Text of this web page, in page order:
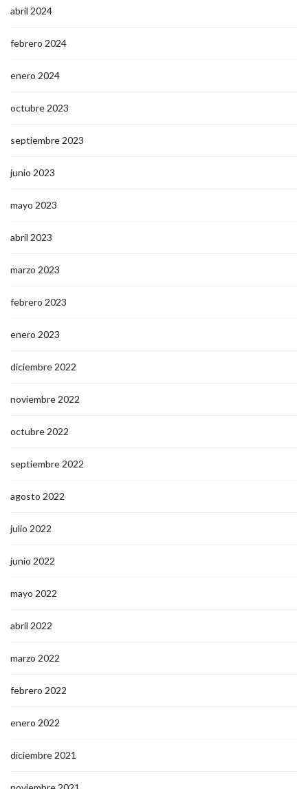
abril 2024
febrero 2024
enero 2024
octubre 2023
septiembre 2023
junio 2023
mayo 2023
abril 2023
marzo 2023
febrero 2023
enero 2023
diciembre 2022
noviembre 2022
octubre 2022
septiembre 2022
agosto 2022
julio 2022
junio 2022
mayo 2022
abril 2022
marzo 2022
febrero 2022
enero 2022
diciembre 2021